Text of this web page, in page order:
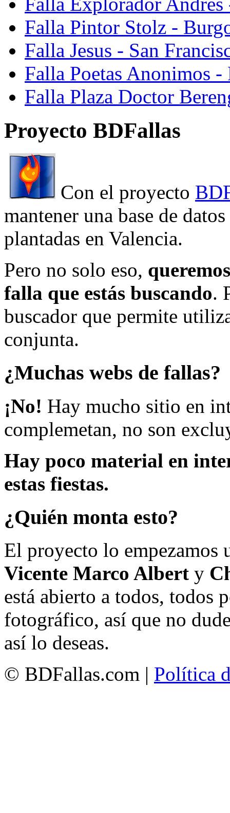
Falla Pintor Stolz -
Falla Jesus - San
Falla Poetas Anonimos
Falla Plaza Doctor
Proyecto BDFallas
Con el proyecto
mantener una base de
plantadas en Valencia.
Pero no solo eso,
falla que estás buscando.
buscador que permite
conjunta.
¿Muchas webs de fallas?
¡No! Hay mucho sitio en
complemetan, no son
Hay poco material en
estas fiestas.
¿Quién monta esto?
El proyecto lo empezamos
Vicente Marco Albert y
está abierto a todos, todos
fotográfico, así que no
así lo deseas.
© BDFallas.com | Política